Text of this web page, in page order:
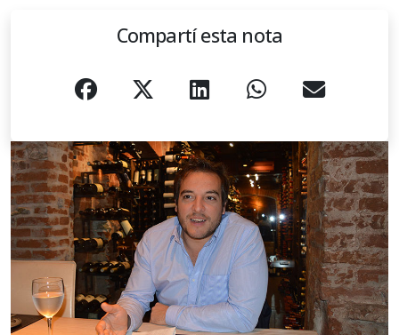
Compartí esta nota